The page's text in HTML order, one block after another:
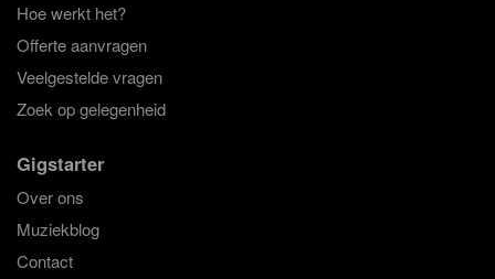
Hoe werkt het?
Offerte aanvragen
Veelgestelde vragen
Zoek op gelegenheid
Gigstarter
Over ons
Muziekblog
Contact